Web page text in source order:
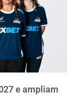
e ampliam